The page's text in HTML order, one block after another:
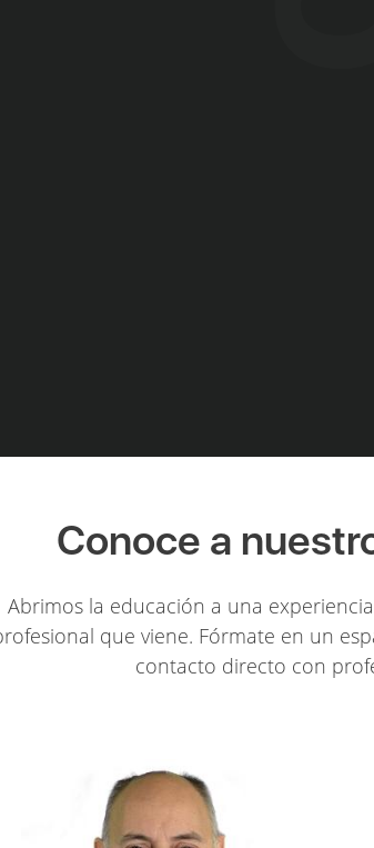
Conoce a
Abrimos la educación a una
que viene. Fórmate en un
contacto directo con